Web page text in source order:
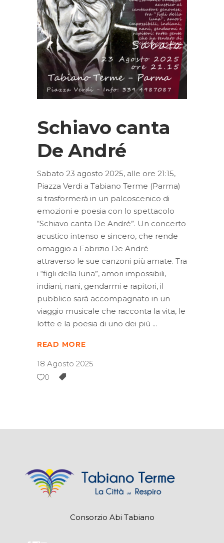
Schiavo canta
De André
Sabato 23 agosto 2025, alle ore 21:15,
Piazza Verdi a Tabiano Terme (Parma)
si trasformerà in un palcoscenico di
emozioni e poesia con lo spettacolo
“Schiavo canta De André”. Un concerto
acustico intenso e sincero, che rende
omaggio a Fabrizio De André
attraverso le sue canzoni più amate. Tra
i “figli della luna”, amori impossibili,
indiani, nani, gendarmi e rapitori, il
pubblico sarà accompagnato in un
viaggio musicale che racconta la vita, le
lotte e la poesia di uno dei più
READ MORE
18 Agosto 2025
0
Consorzio Abi Tabiano